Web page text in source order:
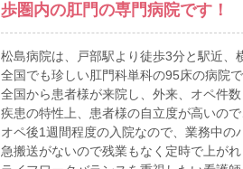
歩圏内の肛門の専門病院です！
松島病院は、戸部駅より徒歩3分と駅近、
全国でも珍しい肛門科単科の95床の病院で
全国から患者様が来院し、外来、オペ件
疾患の特性上、患者様の自立度が高いの
オペ後1週間程度の入院なので、業務中の
急搬送がないので残業もなく定時で上がれ